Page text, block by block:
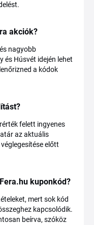
akciók?
nagyobb
és Húsvét idején lehet
a kódok
felett ingyenes
az aktuális
előtt
kuponkód?
mert sok kód
kapcsolódik.
beírva, szóköz